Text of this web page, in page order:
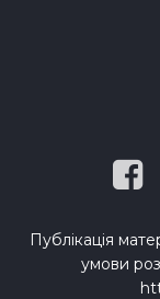
Публікація
умови